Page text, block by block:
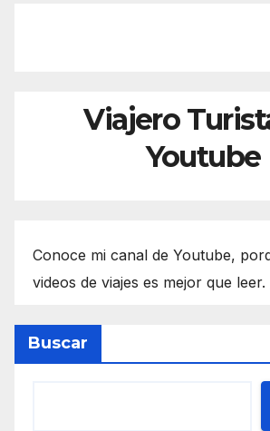
Viajero
Youtube
Conoce mi canal de Youtube,
videos de viajes es mejor que leer.
Buscar